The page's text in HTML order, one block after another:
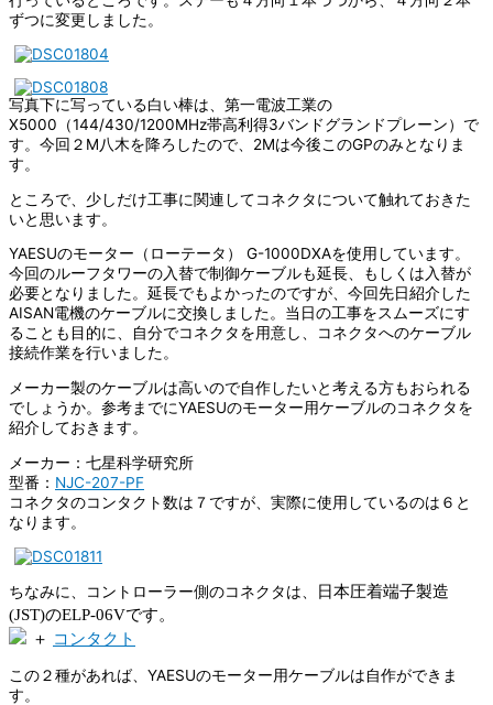
ずつに変更しました。
写真下に写っている白い棒は、第一電波工業の
X5000（144/430/1200MHz帯高利得3バンドグランドプレーン）で
す。今回２M八木を降ろしたので、2Mは今後このGPのみとなりま
す。
ところで、少しだけ工事に関連してコネクタについて触れておきた
いと思います。
YAESUのモーター（ローテータ） G-1000DXAを使用しています。
今回のルーフタワーの入替で制御ケーブルも延長、もしくは入替が
必要となりました。延長でもよかったのですが、今回先日紹介した
AISAN電機のケーブルに交換しました。当日の工事をスムーズにす
ることも目的に、自分でコネクタを用意し、コネクタへのケーブル
接続作業を行いました。
メーカー製のケーブルは高いので自作したいと考える方もおられる
でしょうか。参考までにYAESUのモーター用ケーブルのコネクタを
紹介しておきます。
メーカー：七星科学研究所
型番： NJC-207-PF
コネクタのコンタクト数は７ですが、実際に使用しているのは６と
なります。
ちなみに、コントローラー側のコネクタは、
日本圧着端子製造
(JST)のELP-06Vです。
＋ コンタクト
この２種があれば、YAESUのモーター用ケーブルは自作ができま
す。